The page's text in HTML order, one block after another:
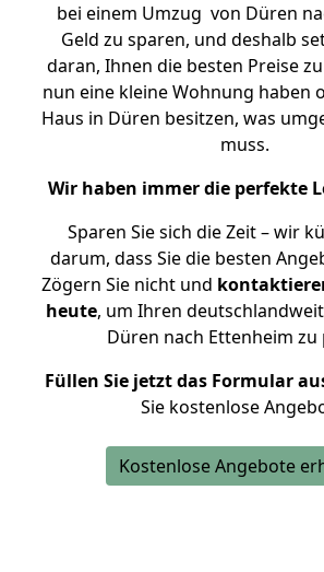
bei einem Umzug von Düren
Geld zu sparen, und deshalb
daran, Ihnen die besten Preise
nun eine kleine Wohnung haben
Haus in Düren besitzen, was
muss.
Wir haben immer die perfekte
Sparen Sie sich die Zeit – wir
darum, dass Sie die besten
Zögern Sie nicht und
heute, um Ihren
Düren nach Ettenheim zu
Füllen Sie jetzt das Formular
Sie kostenlose
Kostenlose Angebote